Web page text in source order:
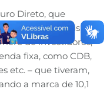
Direto, que
públicos federais,
de investidores,
fixa, como CDB,
etc. – que tiveram,
a marca de 10,1